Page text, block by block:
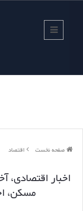
صفحه نخست اقتصاد
اخبار اقتصادی،
مسکن،